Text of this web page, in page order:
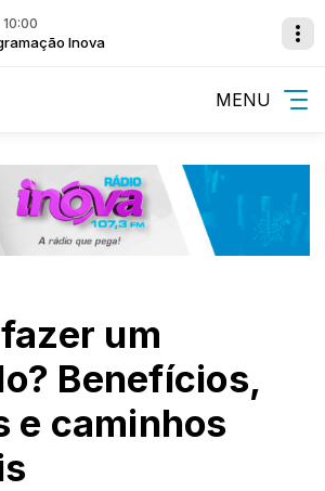
Inova
MENU
um
Benefícios,
e caminhos